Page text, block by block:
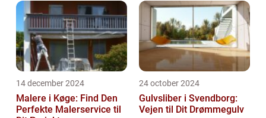
14 december 2024
Malere i Køge: Find Den
Perfekte Malerservice til
24 october 2024
Gulvsliber i Svendborg:
Vejen til Dit Drømmegulv